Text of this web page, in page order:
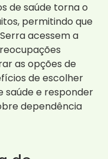
de saúde torna o
permitindo que
acessem a
as opções de
de escolher
saúde e responder
dependência